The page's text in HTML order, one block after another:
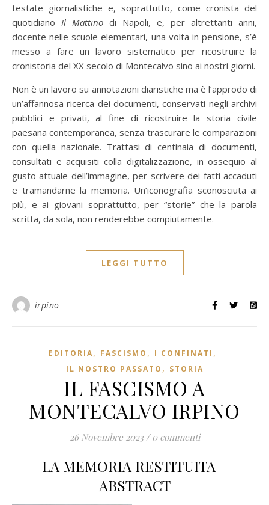
testate giornalistiche e, soprattutto, come cronista del
quotidiano Il Mattino di Napoli, e, per altrettanti anni,
docente nelle scuole elementari, una volta in pensione, s’è
messo a fare un lavoro sistematico per ricostruire la
cronistoria del XX secolo di Montecalvo sino ai nostri giorni.
Non è un lavoro su annotazioni diaristiche ma è l’approdo di
un’affannosa ricerca dei documenti, conservati negli archivi
pubblici e privati, al fine di ricostruire la storia civile
paesana contemporanea, senza trascurare le comparazioni
con quella nazionale. Trattasi di centinaia di documenti,
consultati e acquisiti colla digitalizzazione, in ossequio al
gusto attuale dell’immagine, per scrivere dei fatti accaduti
e tramandarne la memoria. Un’iconografia sconosciuta ai
più, e ai giovani soprattutto, per “storie” che la parola
scritta, da sola, non renderebbe compiutamente.
LEGGI TUTTO
irpino
EDITORIA, FASCISMO , I CONFINATI ,
IL NOSTRO PASSATO , STORIA
IL FASCISMO A
MONTECALVO IRPINO
26 Novembre 2023 / 0 commenti
LA MEMORIA RESTITUITA –
ABSTRACT